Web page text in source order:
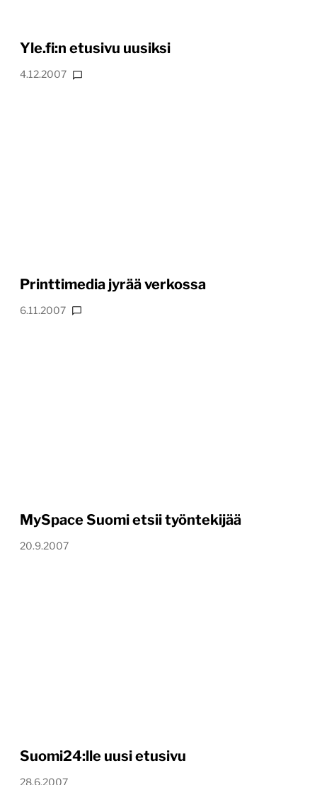
Yle.fi:n etusivu uusiksi
4.12.2007
Printtimedia jyrää verkossa
6.11.2007
MySpace Suomi etsii työntekijää
20.9.2007
Suomi24:lle uusi etusivu
28.6.2007